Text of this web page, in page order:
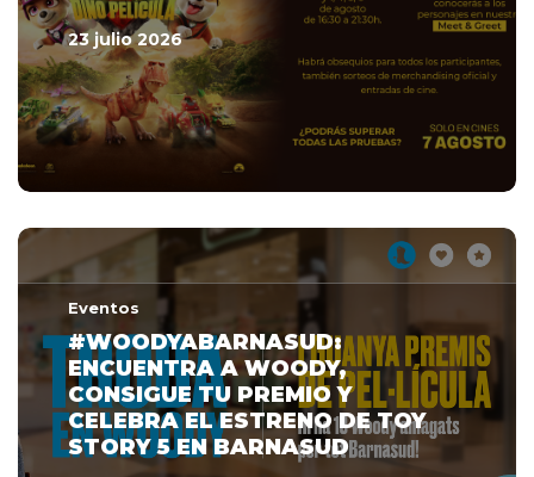
23 julio 2026
Eventos
#WOODYABARNASUD:
ENCUENTRA A WOODY,
CONSIGUE TU PREMIO Y
CELEBRA EL ESTRENO DE TOY
STORY 5 EN BARNASUD